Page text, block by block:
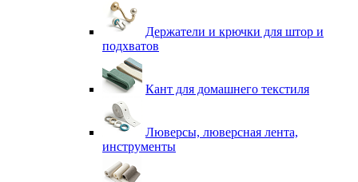
Держатели и крючки для штор и
подхватов
Кант для домашнего текстиля
Люверсы, люверсная лента,
инструменты